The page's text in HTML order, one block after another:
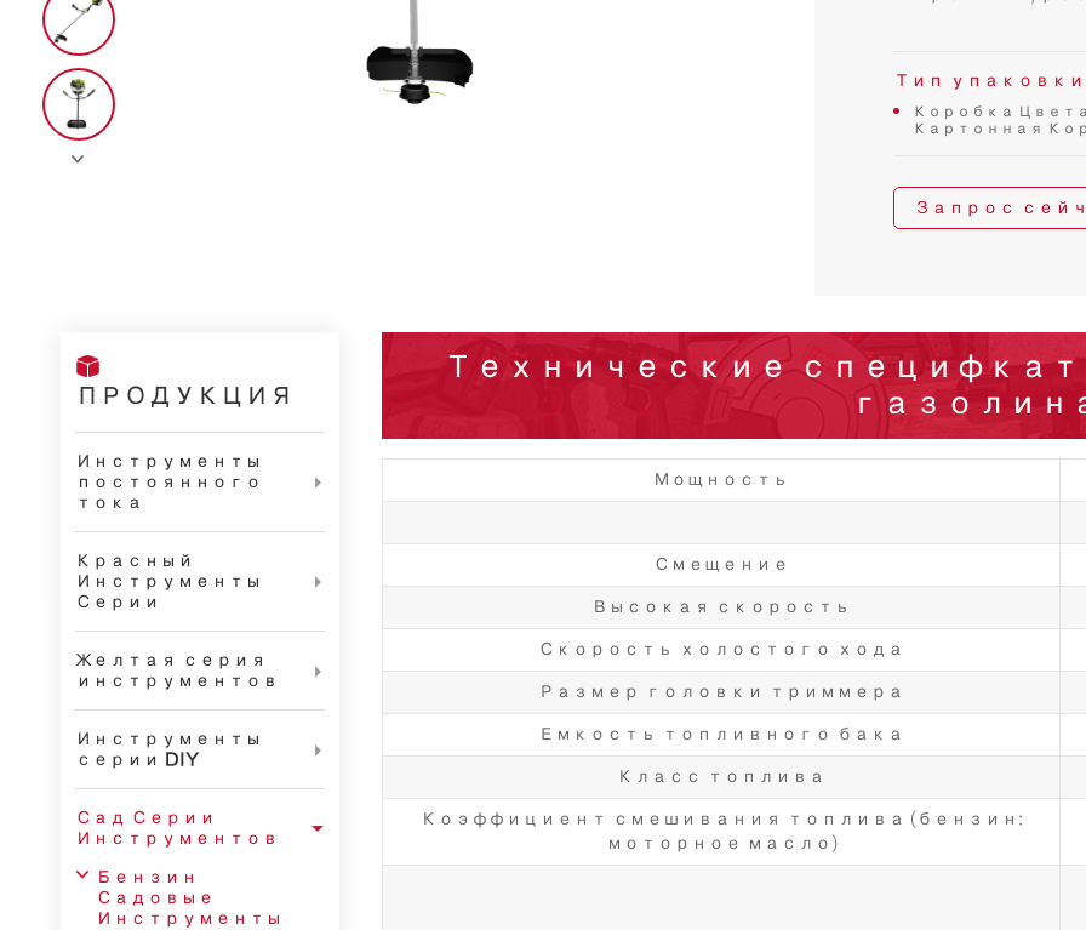

Тип упаковки
Коробка
Картонная
Запрос

ПРОДУКЦИЯ
Инструменты
постоянного
тока

Красный
Инструменты
Серии

Желтая серия
инструментов

Инструменты
серии DIY

Сад Серии
Инструментов


Бензин
Садовые
Инструменты
Технические
Мощность
Смещение
Высокая скорость
Скорость холостого хода
Размер головки триммера
Емкость топливного бака
Класс топлива
Коэффициент смешивания топлива (бензин:
моторное масло)